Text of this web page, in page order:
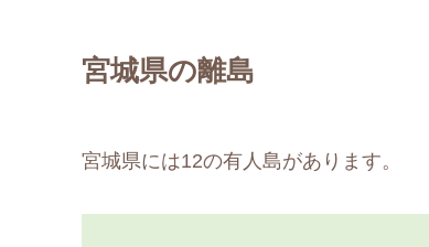
宮城県の離島
宮城県には12の有人島があります。